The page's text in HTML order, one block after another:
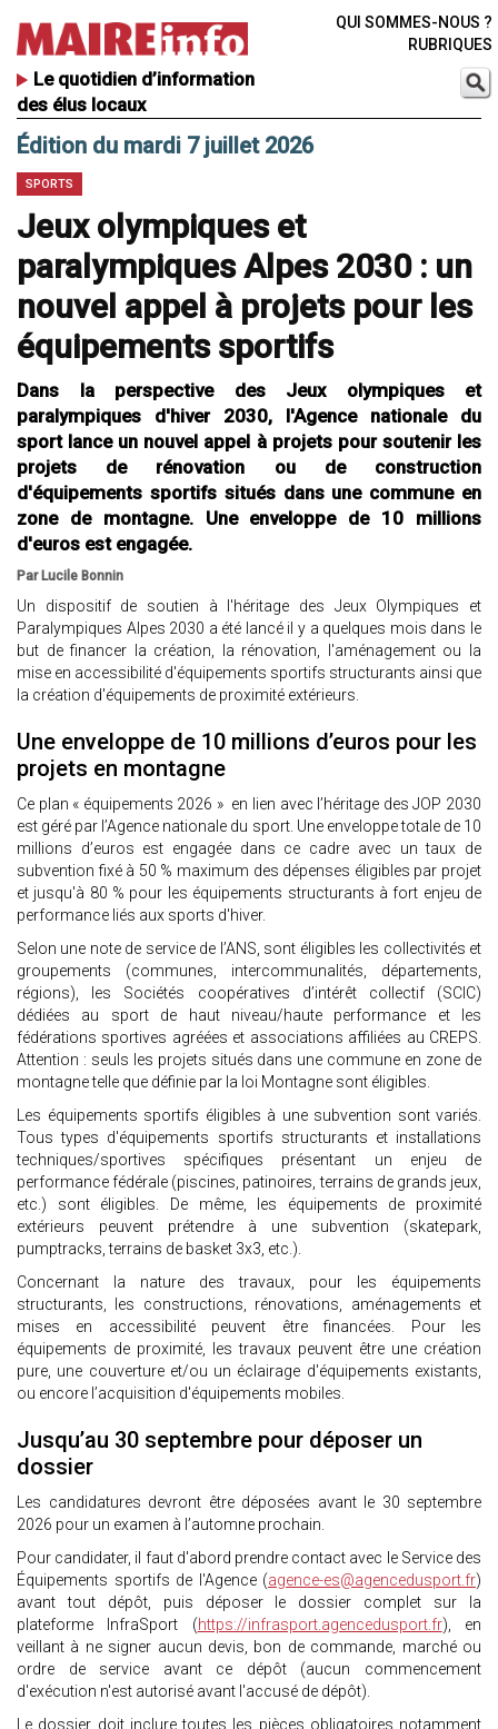
Le quotidien d’information
des élus locaux
QUI SOMMES-NOUS ?
RUBRIQUES
Édition du mardi 7 juillet 2026
SPORTS
Jeux olympiques et
paralympiques Alpes 2030 : un
nouvel appel à projets pour les
équipements sportifs
Dans la perspective des Jeux olympiques et
paralympiques d'hiver 2030, l'Agence nationale du
sport lance un nouvel appel à projets pour soutenir les
projets de rénovation ou de construction
d'équipements sportifs situés dans une commune en
zone de montagne. Une enveloppe de 10 millions
d'euros est engagée.
Par Lucile Bonnin
Un dispositif de soutien à l'héritage des Jeux Olympiques et
Paralympiques Alpes 2030 a été lancé il y a quelques mois dans le
but de financer la création, la rénovation, l'aménagement ou la
mise en accessibilité d'équipements sportifs structurants ainsi que
la création d'équipements de proximité extérieurs.
Une enveloppe de 10 millions d’euros pour les
projets en montagne
Ce plan « équipements 2026 » en lien avec l’héritage des JOP 2030
est géré par l’Agence nationale du sport. Une enveloppe totale de 10
millions d’euros est engagée dans ce cadre avec un taux de
subvention fixé à 50 % maximum des dépenses éligibles par projet
et jusqu'à 80 % pour les équipements structurants à fort enjeu de
performance liés aux sports d'hiver.
Selon une note de service de l’ANS, sont éligibles les collectivités et
groupements (communes, intercommunalités, départements,
régions), les Sociétés coopératives d’intérêt collectif (SCIC)
dédiées au sport de haut niveau/haute performance et les
fédérations sportives agréées et associations affiliées au CREPS.
Attention : seuls les projets situés dans une commune en zone de
montagne telle que définie par la loi Montagne sont éligibles.
Les équipements sportifs éligibles à une subvention sont variés.
Tous types d'équipements sportifs structurants et installations
techniques/sportives spécifiques présentant un enjeu de
performance fédérale (piscines, patinoires, terrains de grands jeux,
etc.) sont éligibles. De même, les équipements de proximité
extérieurs peuvent prétendre à une subvention (skatepark,
pumptracks, terrains de basket 3x3, etc.).
Concernant la nature des travaux, pour les équipements
structurants, les constructions, rénovations, aménagements et
mises en accessibilité peuvent être financées. Pour les
équipements de proximité, les travaux peuvent être une création
pure, une couverture et/ou un éclairage d'équipements existants,
ou encore l’acquisition d'équipements mobiles.
Jusqu’au 30 septembre pour déposer un
dossier
Les candidatures devront être déposées avant le 30 septembre
2026 pour un examen à l’automne prochain.
Pour candidater, il faut d'abord prendre contact avec le Service des
Équipements sportifs de l'Agence (agence-es@agencedusport.fr)
avant tout dépôt, puis déposer le dossier complet sur la
plateforme InfraSport (https://infrasport.agencedusport.fr), en
veillant à ne signer aucun devis, bon de commande, marché ou
ordre de service avant ce dépôt (aucun commencement
d'exécution n'est autorisé avant l'accusé de dépôt).
Le dossier doit inclure toutes les pièces obligatoires notamment